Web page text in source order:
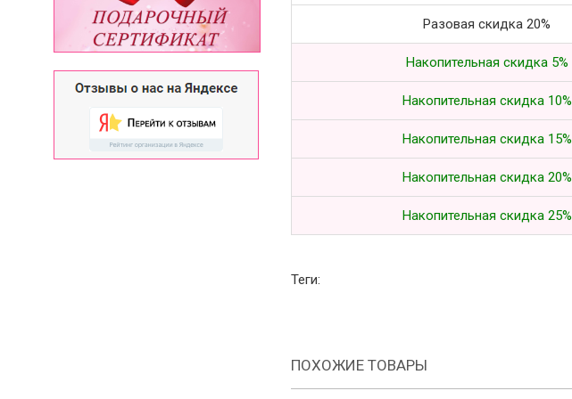
Разовая скидка 20%
Накопительная скидка 5%
Накопительная скидка 10%
Накопительная скидка 15%
Накопительная скидка 20%
Накопительная скидка 25%
Теги:
ПОХОЖИЕ ТОВАРЫ